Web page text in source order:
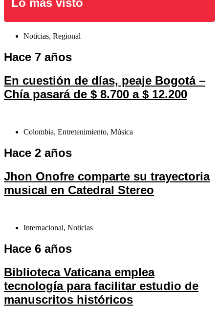
Lo más visto
Noticias, Regional
Hace 7 años
En cuestión de días, peaje Bogotá –
Chía pasará de $ 8.700 a $ 12.200
Colombia, Entretenimiento, Música
Hace 2 años
Jhon Onofre comparte su trayectoria
musical en Catedral Stereo
Internacional, Noticias
Hace 6 años
Biblioteca Vaticana emplea
tecnología para facilitar estudio de
manuscritos históricos